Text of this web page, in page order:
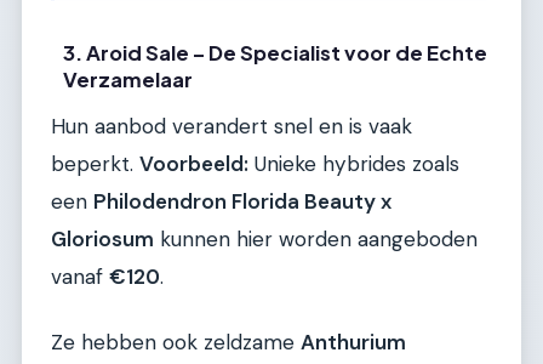
3. Aroid Sale – De Specialist voor de Echte
Verzamelaar
Hun aanbod verandert snel en is vaak
beperkt. Voorbeeld: Unieke hybrides zoals
een Philodendron Florida Beauty x
Gloriosum kunnen hier worden aangeboden
vanaf €120.
Ze hebben ook zeldzame Anthurium